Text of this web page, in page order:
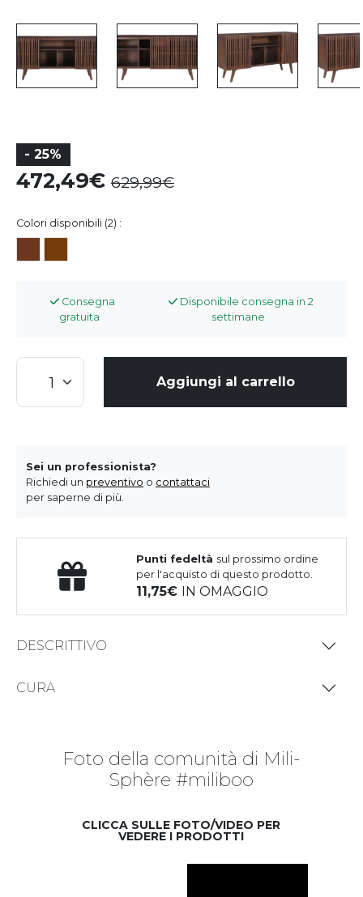
- 25%
472,49 629,99
Colori disponibili (2) :
Consegna
gratuita
Disponibile consegna in 2
settimane
Aggiungi al carrello
Sei un professionista?
Richiedi un preventivo o contattaci
per saperne di più.
Punti fedeltà sul prossimo ordine
per l'acquisto di questo prodotto.
11,75 IN OMAGGIO
DESCRITTIVO
CURA
Foto della comunità di Mili-
Sphère #miliboo
CLICCA SULLE FOTO/VIDEO PER
VEDERE I PRODOTTI